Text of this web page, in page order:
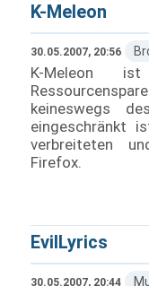
K-Meleon
30.05.2007, 20:56
K-Meleon
keineswegs
eingeschränkt
verbreiteten
Firefox.
EvilLyrics
30.05.2007, 20:44